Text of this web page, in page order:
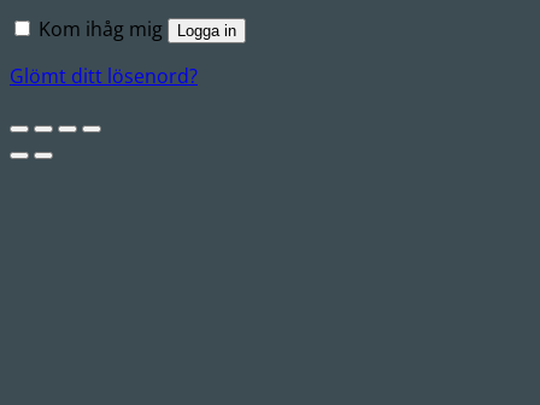
Kom ihåg mig
Logga in
Glömt ditt lösenord?